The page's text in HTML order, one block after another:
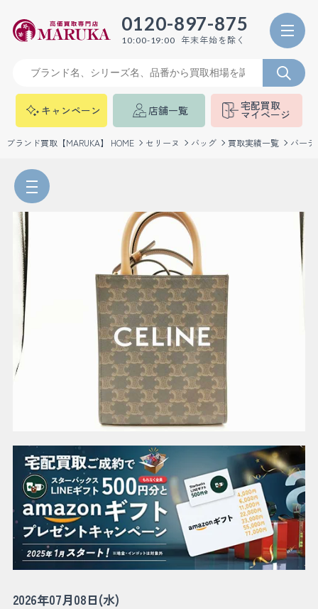
0120-897-875
10:00-19:00 年末年始を除く
キャンペーン 店舗一覧 宅配買取
マイページ
ブランド買取【MARUKA】 HOME セリーヌ バッグ 買取実績一覧 バー
2026年07月08日(水)